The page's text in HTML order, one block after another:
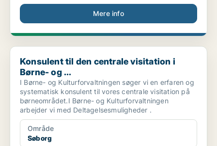
Mere info
Konsulent til den centrale visitation i Børne- og ...
Konsulent til den centrale visitation i
Børne- og ...
I Børne- og Kulturforvaltningen søger vi en erfaren og
systematisk konsulent til vores centrale visitation på
børneområdet.I Børne- og Kulturforvaltningen
arbejder vi med Deltagelsesmuligheder .
Område
Søborg